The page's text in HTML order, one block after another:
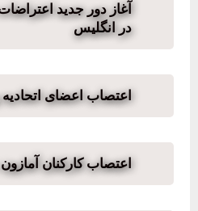
آغاز دور جدید
در انگلیس
اعتصاب اعضای اتحادیه
اعتصاب کارکنان